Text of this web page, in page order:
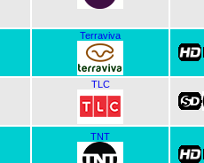
Terraviva
TLC
TNT